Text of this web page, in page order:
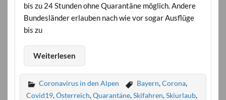
bis zu 24 Stunden ohne Quarantäne möglich. Andere
Bundesländer erlauben nach wie vor sogar Ausflüge
bis zu
Weiterlesen
Coronavirus in den Alpen Bayern,Corona,
Covid19,Österreich,Quarantäne,Skifahren,Skiurlaub,